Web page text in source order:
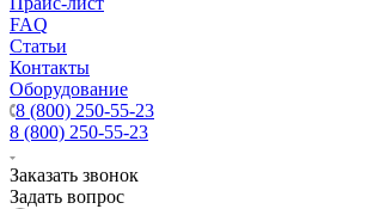
FAQ
Статьи
Контакты
Оборудование
8 (800) 250-55-23
8 (800) 250-55-23
Заказать звонок
Задать вопрос